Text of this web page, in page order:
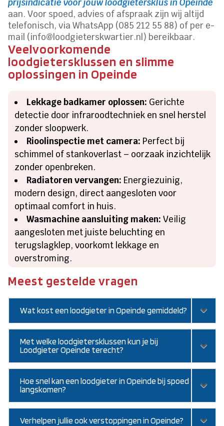
prijsindicatie voor jouw loodgietersklus in Opeinde
aan. Voor spoed, advies of afspraak zijn wij altijd
telefonisch, via WhatsApp (085 212 55 88) of per e-
mail (info@loodgieterskwartier.nl) bereikbaar.
Veelvoorkomende
loodgietersklussen en slimme
oplossingen in Opeinde
Lekkage badkamer oplossen: Gerichte
detectie door infraroodtechniek en snel herstel
zonder sloopwerk.
Rioolinspectie met camera: Perfect bij
schimmel of stankoverlast – oorzaak inzichtelijk
zonder openbreken.
Radiatoren vervangen: Energiezuinig,
modern design, direct aangesloten voor
optimaal comfort in huis.
Wasmachine aansluiting maken: Veilig
aangesloten met juiste beluchting en
terugslagklep, voorkomt lekkage en
overstroming.
Meest gestelde vragen
Wat kost een loodgieter in Opeinde gemiddeld?
Met welke loodgietersklussen kun je bij
Loodgieter Opeinde terecht?
Hoe snel kan een loodgieter in Opeinde bij spoed
langskomen?
Verhelpen jullie ook verstoppingen in Opeinde?